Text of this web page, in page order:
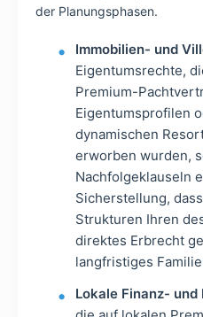
der Planungsphasen.
Immobilien- und
Eigentumsrechte,
Premium-
Eigentumsprofilen
dynamischen
erworben wurden,
Nachfolgeklauseln
Sicherstellung,
Strukturen Ihren
direktes Erbrecht
langfristiges
Lokale Finanz-